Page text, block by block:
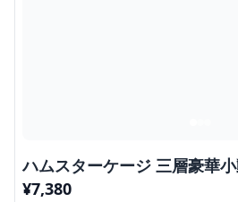
ハムスターケージ 三層豪華
¥7,380